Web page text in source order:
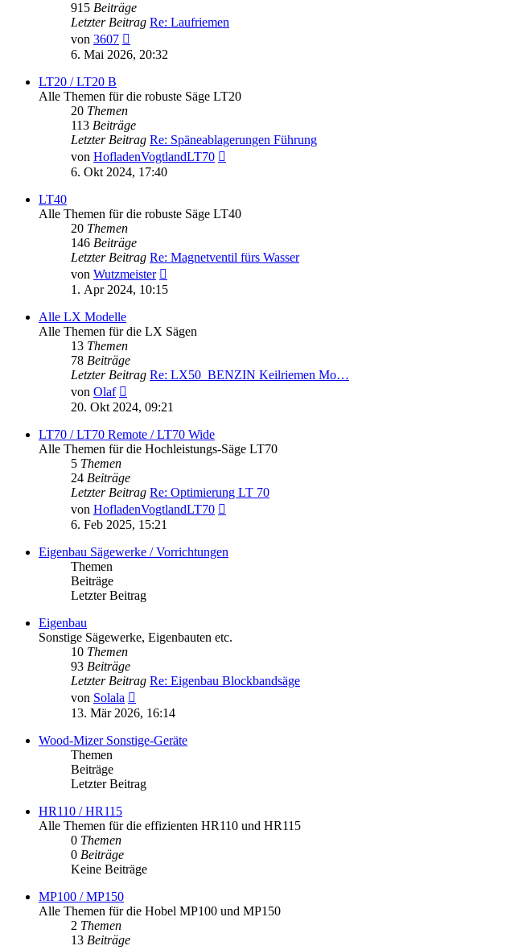
915 Beiträge
Letzter Beitrag Re: Laufriemen
von 3607
Beitrag
6. Mai 2026, 20:32
LT20 / LT20 B
Alle Themen für die robuste Säge LT20
20 Themen
113 Beiträge
Letzter Beitrag Re: Späneablagerungen Führung
von HofladenVogtlandLT70
6. Okt 2024, 17:40
LT40
Alle Themen für die robuste Säge LT40
20 Themen
146 Beiträge
Letzter Beitrag Re: Magnetventil fürs Wasser
von Wutzmeister
Beitrag
1. Apr 2024, 10:15
Alle LX Modelle
Alle Themen für die LX Sägen
13 Themen
78 Beiträge
Letzter Beitrag Re: LX50_BENZIN Keilriemen Mo…
von Olaf
Beitrag
20. Okt 2024, 09:21
LT70 / LT70 Remote / LT70 Wide
Alle Themen für die Hochleistungs-Säge LT70
5 Themen
24 Beiträge
Letzter Beitrag Re: Optimierung LT 70
von HofladenVogtlandLT70
6. Feb 2025, 15:21
Eigenbau Sägewerke / Vorrichtungen
Themen
Beiträge
Letzter Beitrag
Eigenbau
Sonstige Sägewerke, Eigenbauten etc.
10 Themen
93 Beiträge
Letzter Beitrag Re: Eigenbau Blockbandsäge
von Solala
Beitrag
13. Mär 2026, 16:14
Wood-Mizer Sonstige-Geräte
Themen
Beiträge
Letzter Beitrag
HR110 / HR115
Alle Themen für die effizienten HR110 und HR115
0 Themen
0 Beiträge
Keine Beiträge
MP100 / MP150
Alle Themen für die Hobel MP100 und MP150
2 Themen
13 Beiträge